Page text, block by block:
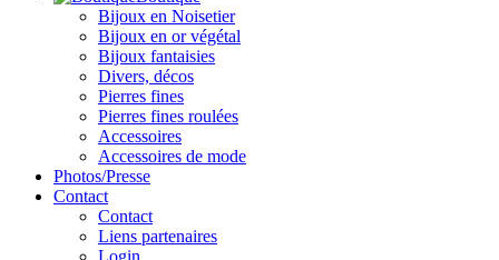
Bijoux en Noisetier
Bijoux en or végétal
Bijoux fantaisies
Divers, décos
Pierres fines
Pierres fines roulées
Accessoires
Accessoires de mode
Photos/Presse
Contact
Contact
Liens partenaires
Login